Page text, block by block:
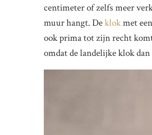
centimeter of zelfs meer
muur hangt. Deklokmet
ook prima tot zijn recht
omdat de landelijke klok